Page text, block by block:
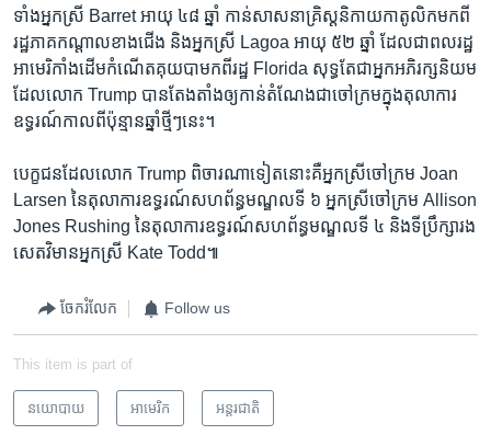
ទាំង​អ្នកស្រី Barret អាយុ ៤៨ ឆ្នាំ កាន់​សាសនា​គ្រិស្ដ​និកាយ​កាតូលិក​មកពី​
រដ្ឋ​ភាគ​កណ្ដាល​ខាង​ជើង និង​អ្នកស្រី Lagoa អាយុ ៥២ ឆ្នាំ ដែល​ជា​ពលរដ្ឋ​
អាមេរិកាំង​ដើម​កំណើត​គុយបា​មកពី​រដ្ឋ Florida សុទ្ធតែ​ជា​អ្នក​អភិរក្ស​និយម
ដែល​លោក Trump បាន​តែងតាំង​ឲ្យ​កាន់​តំណែង​ជា​ចៅក្រម​ក្នុង​តុលាការ​
ឧទ្ធរណ៍​កាល​ពី​ប៉ុន្មាន​ឆ្នាំ​ថ្មីៗ​នេះ។
បេក្ខជន​ដែល​លោក Trump ពិចារណា​ទៀត​នោះ​គឺ​អ្នកស្រី​ចៅក្រម Joan
Larsen នៃ​តុលាការ​ឧទ្ធរណ៍​សហព័ន្ធ​មណ្ឌល​ទី ៦ អ្នកស្រី​ចៅក្រម Allison
Jones Rushing នៃ​តុលាការ​ឧទ្ធរណ៍​សហព័ន្ធ​មណ្ឌល​ទី ៤ និង​ទីប្រឹក្សា​រង​
សេតវិមាន​អ្នកស្រី Kate Todd៕
ចែករំលែក Follow us
This item is part of
នយោបាយ អាមេរិក​ អន្តរជាតិ